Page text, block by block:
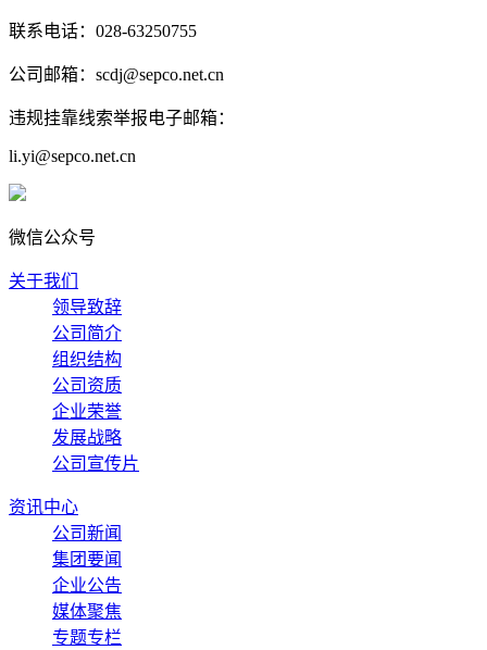
联系电话：028-63250755
公司邮箱：scdj@sepco.net.cn
违规挂靠线索举报电子邮箱：
li.yi@sepco.net.cn
微信公众号
关于我们
领导致辞
公司简介
组织结构
公司资质
企业荣誉
发展战略
公司宣传片
资讯中心
公司新闻
集团要闻
企业公告
媒体聚焦
专题专栏